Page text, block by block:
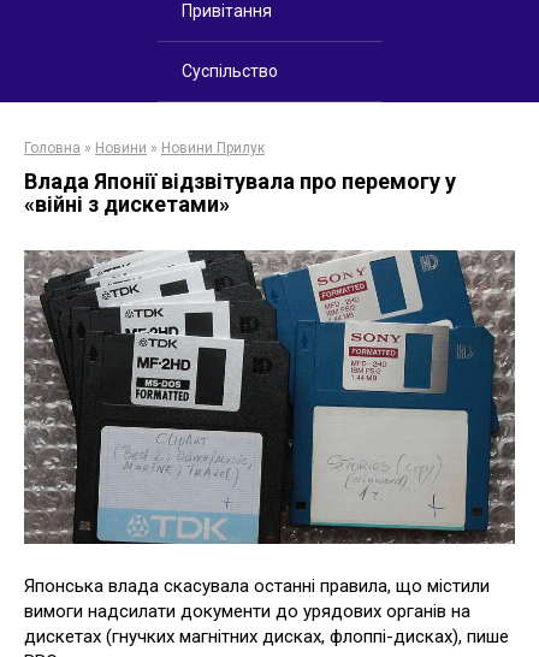
Привітання
Суспільство
Головна » Новини » Новини Прилук
Влада Японії відзвітувала про перемогу у
«війні з дискетами»
Японська влада скасувала останні правила, що містили
вимоги надсилати документи до урядових органів на
дискетах (гнучких магнітних дисках, флоппі-дисках), пише